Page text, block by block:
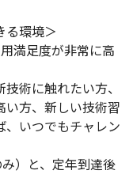
る環境＞
満足度が非常に高
術に触れたい方、
方、新しい技術習
いつでもチャレン
）と、定年到達後